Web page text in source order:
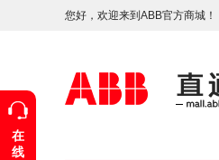
您好，欢迎来到ABB官方商城！
在
线